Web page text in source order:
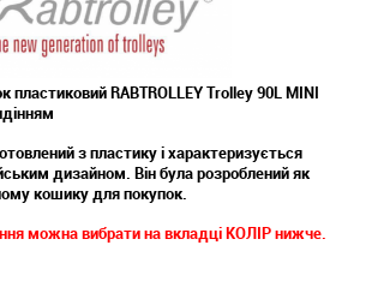
пластиковий RABTROLLEY Trolley 90L MINI
з пластику і характеризується
дизайном. Він була розроблений як
кошику для покупок.
можна вибрати на вкладці КОЛІР нижче.